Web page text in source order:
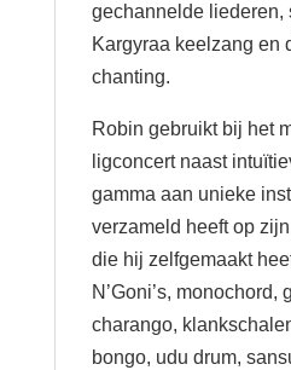
gechannelde liederen,
Kargyraa keelzang en
chanting.
Robin gebruikt bij het
ligconcert naast
gamma aan unieke
verzameld heeft op
die hij zelfgemaakt
N’Goni’s, monochord,
charango,
bongo, udu drum,